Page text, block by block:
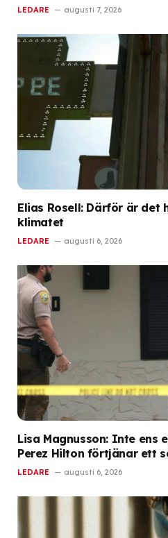
LEDARE augusti 7, 2026
Elias Rosell: Därför är det
klimatet
LEDARE augusti 6, 2026
Lisa Magnusson: Inte ens
Perez Hilton förtjänar ett
LEDARE augusti 6, 2026